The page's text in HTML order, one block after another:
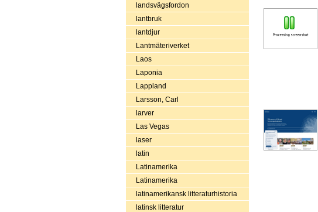
landsvägsfordon
lantbruk
lantdjur
Lantmäteriverket
Laos
Laponia
Lappland
Larsson, Carl
larver
Las Vegas
laser
latin
Latinamerika
Latinamerika
latinamerikansk litteraturhistoria
latinsk litteratur